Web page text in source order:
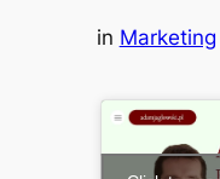
in Marketing